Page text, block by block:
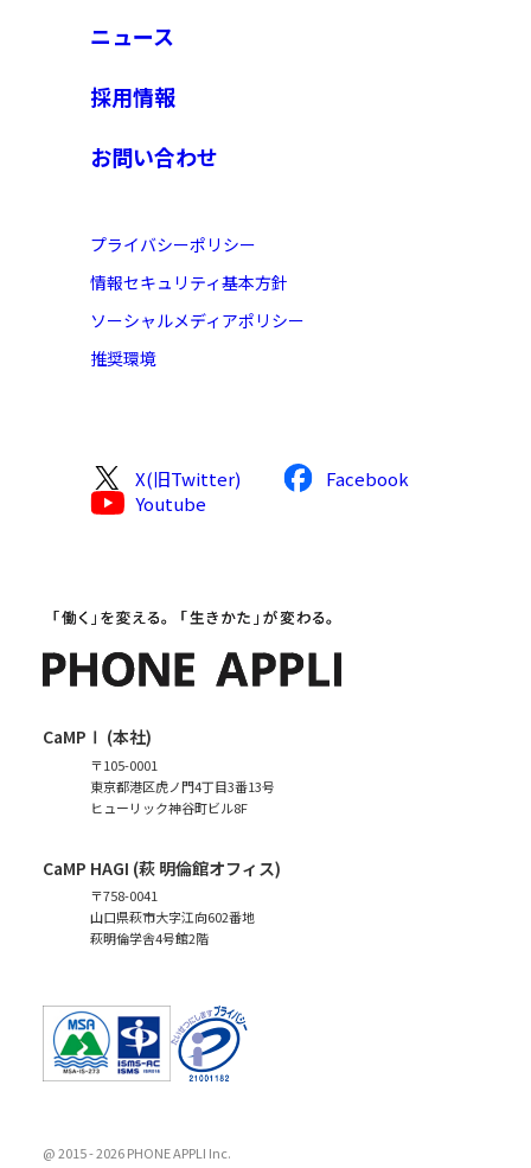
ニュース​
採用情報​
お問い合わせ
プライバシーポリシー​
情報セキュリティ基本方針​
ソーシャルメディアポリシー​
推奨環境
X(旧Twitter)
Facebook
Youtube
CaMPⅠ (本社)
〒105-0001
東京都港区虎ノ門4丁目3番13号
ヒューリック神谷町ビル8F
CaMP HAGI (萩 明倫館オフィス)
〒758-0041
山口県萩市大字江向602番地
萩明倫学舎4号館2階
@ 2015 -2026 PHONE APPLI Inc.